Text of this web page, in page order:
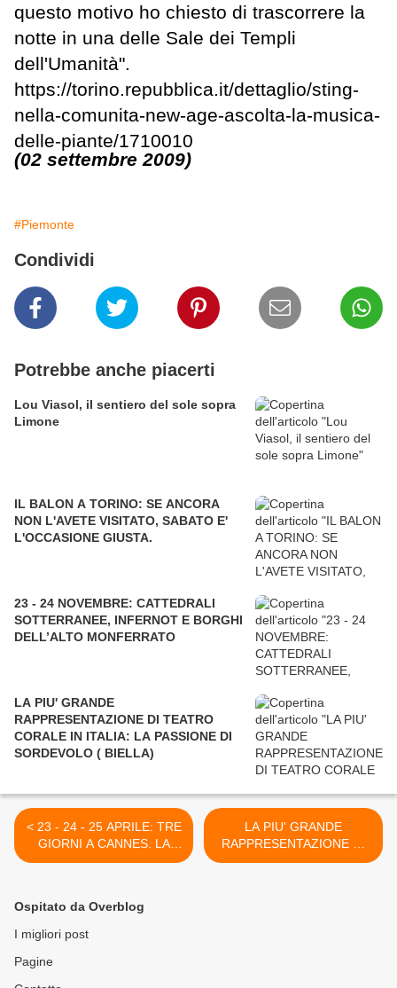
questo motivo ho chiesto di trascorrere la
notte in una delle Sale dei Templi
dell'Umanità".
https://torino.repubblica.it/dettaglio/sting-
nella-comunita-new-age-ascolta-la-musica-
delle-piante/1710010
(02 settembre 2009)
#Piemonte
Condividi
Potrebbe anche piacerti
Lou Viasol, il sentiero del sole sopra
Limone
IL BALON A TORINO: SE ANCORA
NON L'AVETE VISITATO, SABATO E'
L'OCCASIONE GIUSTA.
23 - 24 NOVEMBRE: CATTEDRALI
SOTTERRANEE, INFERNOT E BORGHI
DELL’ALTO MONFERRATO
LA PIU' GRANDE
RAPPRESENTAZIONE DI TEATRO
CORALE IN ITALIA: LA PASSIONE DI
SORDEVOLO ( BIELLA)
< 23 - 24 - 25 APRILE: TRE
GIORNI A CANNES. LA
NOSTRA SELEZIONE
LA PIU' GRANDE
RAPPRESENTAZIONE DI
TEATRO CORALE IN
Ospitato da Overblog
I migliori post
Pagine